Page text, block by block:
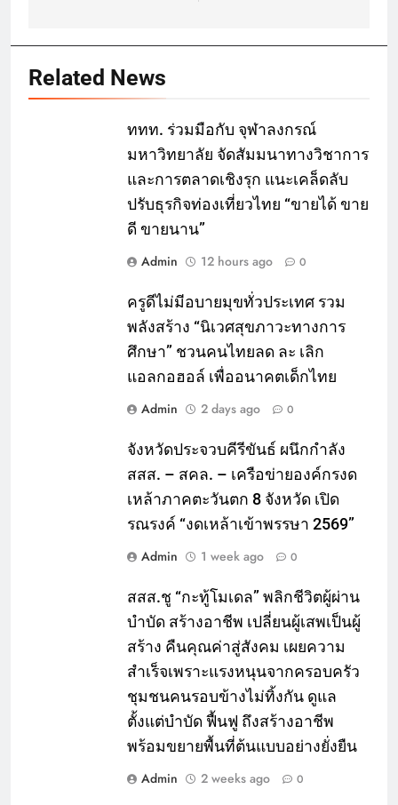
Related News
ททท. ร่วมมือกับ จุฬาลงกรณ์
มหาวิทยาลัย จัดสัมมนาทางวิชาการ
และการตลาดเชิงรุก แนะเคล็ดลับ
ปรับธุรกิจท่องเที่ยวไทย “ขายได้ ขาย
ดี ขายนาน”
Admin
12 hours ago 0
ครูดีไม่มีอบายมุขทั่วประเทศ รวม
พลังสร้าง “นิเวศสุขภาวะทางการ
ศึกษา” ชวนคนไทยลด ละ เลิก
แอลกอฮอล์ เพื่ออนาคตเด็กไทย
Admin
2 days ago 0
จังหวัดประจวบคีรีขันธ์ ผนึกกำลัง
สสส. – สคล. – เครือข่ายองค์กรงด
เหล้าภาคตะวันตก 8 จังหวัด เปิด
รณรงค์ “งดเหล้าเข้าพรรษา 2569”
Admin
1 week ago 0
สสส.ชู “กะทู้โมเดล” พลิกชีวิตผู้ผ่าน
บำบัด สร้างอาชีพ เปลี่ยนผู้เสพเป็นผู้
สร้าง คืนคุณค่าสู่สังคม เผยความ
สำเร็จเพราะแรงหนุนจากครอบครัว
ชุมชนคนรอบข้างไม่ทิ้งกัน ดูแล
ตั้งแต่บำบัด ฟื้นฟู ถึงสร้างอาชีพ
พร้อมขยายพื้นที่ต้นแบบอย่างยั่งยืน
Admin
2 weeks ago 0